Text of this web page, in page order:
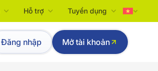
Hỗ trợ Tuyển dụng
Tiếng Việt
English
Đăng nhập Mở tài khoản